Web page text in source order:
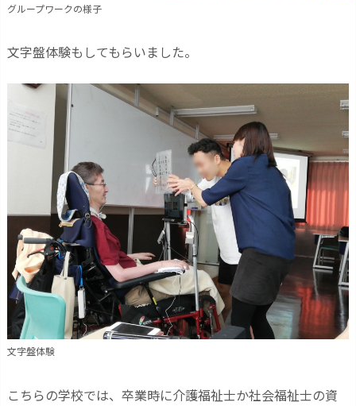
グループワークの様子
文字盤体験もしてもらいました。
文字盤体験
こちらの学校では、卒業時に介護福祉士か社会福祉士の資